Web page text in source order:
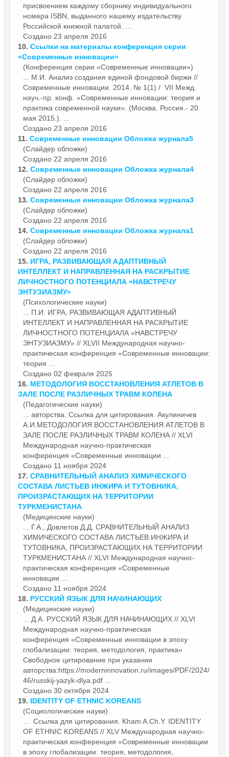
присвоением каждому сборнику индивидуального
номера ISBN, выданного нашему издательству
Российской книжной палатой. ...
Создано 23 апреля 2016
10. Ссылки на материалы конференция серии
«Современные инновации»
(Конференция серии «Современные инновации»)
... М.И. Анализ создания единой фондовой биржи //
Современные инновации. 2014. № 1(1) / VII Межд.
науч.-пр. конф. «Современные инновации: теория и
практика современной науки». (Москва. Россия.- 20
мая 2015.). ...
Создано 23 апреля 2016
11. Современные инновации Обложка журнала5
(Слайдер обложки)
Создано 22 апреля 2016
12. Современные инновации Обложка журнала4
(Слайдер обложки)
Создано 22 апреля 2016
13. Современные инновации Обложка журнала3
(Слайдер обложки)
Создано 22 апреля 2016
14. Современные инновации Обложка журнала1
(Слайдер обложки)
Создано 22 апреля 2016
15. ИГРА, РАЗВИВАЮЩАЯ АДАПТИВНЫЙ
ИНТЕЛЛЕКТ И НАПРАВЛЕННАЯ НА РАСКРЫТИЕ
ЛИЧНОСТНОГО ПОТЕНЦИАЛА «НАВСТРЕЧУ
ЭНТУЗИАЗМУ»
(Психологические науки)
... П.И. ИГРА, РАЗВИВАЮЩАЯ АДАПТИВНЫЙ
ИНТЕЛЛЕКТ И НАПРАВЛЕННАЯ НА РАСКРЫТИЕ
ЛИЧНОСТНОГО ПОТЕНЦИАЛА «НАВСТРЕЧУ
ЭНТУЗИАЗМУ» // XLVII Международная научно-
практическая конференция «Современные инновации:
теория ...
Создано 02 февраля 2025
16. МЕТОДОЛОГИЯ ВОССТАНОВЛЕНИЯ АТЛЕТОВ В
ЗАЛЕ ПОСЛЕ РАЗЛИЧНЫХ ТРАВМ КОЛЕНА
(Педагогические науки)
... авторства. Ссылка для цитирования. Акулиничев
А.И.МЕТОДОЛОГИЯ ВОССТАНОВЛЕНИЯ АТЛЕТОВ В
ЗАЛЕ ПОСЛЕ РАЗЛИЧНЫХ ТРАВМ КОЛЕНА // XLVI
Международная научно-практическая
конференция «Современные инновации ...
Создано 11 ноября 2024
17. СРАВНИТЕЛЬНЫЙ АНАЛИЗ ХИМИЧЕСКОГО
СОСТАВА ЛИСТЬЕВ ИНЖИРА И ТУТОВНИКА,
ПРОИЗРАСТАЮЩИХ НА ТЕРРИТОРИИ
ТУРКМЕНИСТАНА
(Медицинские науки)
... Г.А., Довлетов Д.Д. СРАВНИТЕЛЬНЫЙ АНАЛИЗ
ХИМИЧЕСКОГО СОСТАВА ЛИСТЬЕВ ИНЖИРА И
ТУТОВНИКА, ПРОИЗРАСТАЮЩИХ НА ТЕРРИТОРИИ
ТУРКМЕНИСТАНА // XLVI Международная научно-
практическая конференция «Современные
инновации ...
Создано 11 ноября 2024
18. РУССКИЙ ЯЗЫК ДЛЯ НАЧИНАЮЩИХ
(Медицинские науки)
... Д.А. РУССКИЙ ЯЗЫК ДЛЯ НАЧИНАЮЩИХ // XLVI
Международная научно-практическая
конференция «Современные инновации в эпоху
глобализации: теория, методология, практика»
Свободное цитирование при указании
авторства:https://moderninnovation.ru/images/PDF/2024/
46/russkij-yazyk-dlya.pdf ...
Создано 30 октября 2024
19. IDENTITY OF ETHNIC KOREANS
(Социологические науки)
... Ссылка для цитирования. Kham A.Ch.Y. IDENTITY
OF ETHNIC KOREANS // XLV Международная научно-
практическая конференция «Современные инновации
в эпоху глобализации: теория, методология,